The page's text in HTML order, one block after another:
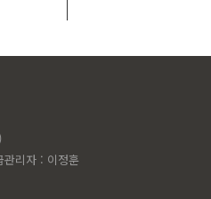
관리자 : 이정훈